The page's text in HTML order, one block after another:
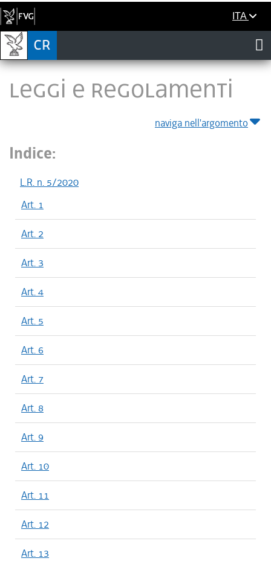
ITA
LEGGI E REGOLAMENTI
naviga nell'argomento
Indice:
L.R. n. 5/2020
Art. 1
Art. 2
Art. 3
Art. 4
Art. 5
Art. 6
Art. 7
Art. 8
Art. 9
Art. 10
Art. 11
Art. 12
Art. 13